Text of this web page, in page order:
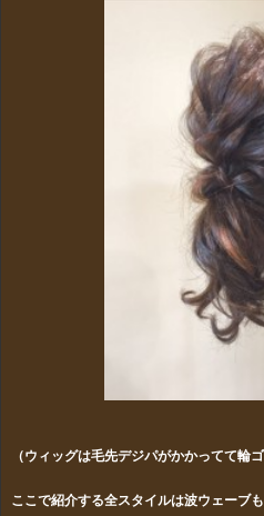
（ウィッグは毛先デジパがかかってて輪
ここで紹介する全スタイルは波ウェーブ